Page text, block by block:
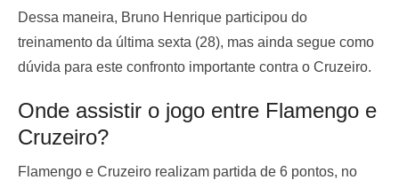
Dessa maneira, Bruno Henrique participou do
treinamento da última sexta (28), mas ainda segue como
dúvida para este confronto importante contra o Cruzeiro.
Onde assistir o jogo entre Flamengo e
Cruzeiro?
Flamengo e Cruzeiro realizam partida de 6 pontos, no